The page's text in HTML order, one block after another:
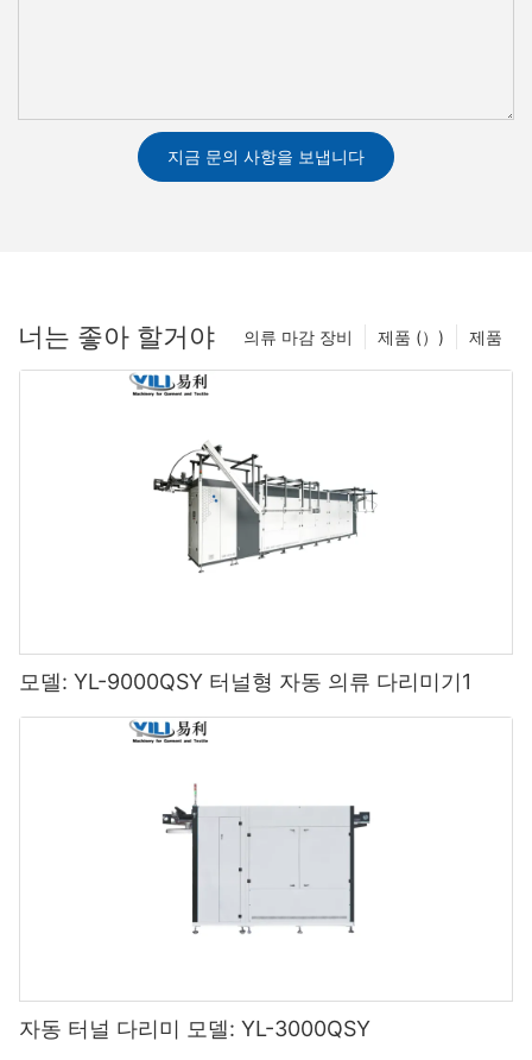
지금 문의 사항을 보냅니다
너는 좋아 할거야 제품
제품 (）)
의류 마감 장비
모델: YL-9000QSY 터널형 자동 의류 다리미기1
자동 터널 다리미 모델: YL-3000QSY